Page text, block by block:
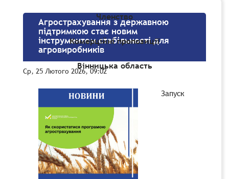
Членство
Комерційні пропозиції
Вінницька область
Агрострахування з державною
підтримкою стає новим
інструментом стабільності для
агровиробників
Ср, 25 Лютого 2026, 09:02
Запуск